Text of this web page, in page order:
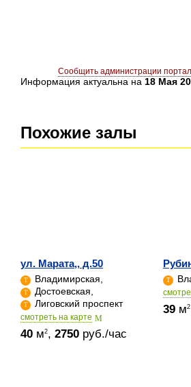
Сообщить администрации
Информация актуальна на 18 Мая
Похожие залы
ул. Марата,, д.50
Владимирская,
Достоевская,
Лиговский проспект
cмотреть на карте
40 м2, 2750 руб./час
39 м2